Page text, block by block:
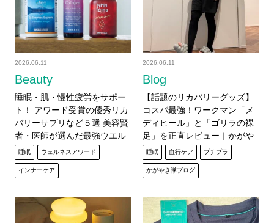
Beauty
2026.06.11
睡眠・肌・慢性疲労をサポー
ト！ アワード受賞の優秀リカ
バリーサプリなど５選 美容賢
者・医師が選んだ最強ウエル
ネス大賞【2026決定版】
睡眠 ウェルネスアワード
インナーケア
Blog
2026.06.11
【話題のリカバリーグッズ】
コスパ最強！ワークマン「メ
ディヒール」と「ゴリラの裸
足」を正直レビュー｜かがや
き隊 杉田美紀
睡眠 血行ケア プチプラ
かがやき隊ブログ